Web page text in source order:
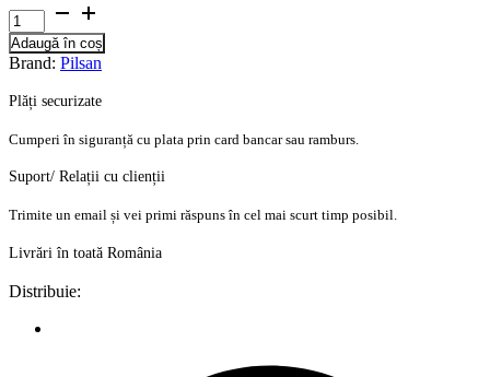
Adaugă în coș
Brand: Pilsan
Plăți securizate
Cumperi în siguranță cu plata prin card bancar sau ramburs.
Suport/ Relații cu clienții
Trimite un email și vei primi răspuns în cel mai scurt timp posibil.
Livrări în toată România
Distribuie: